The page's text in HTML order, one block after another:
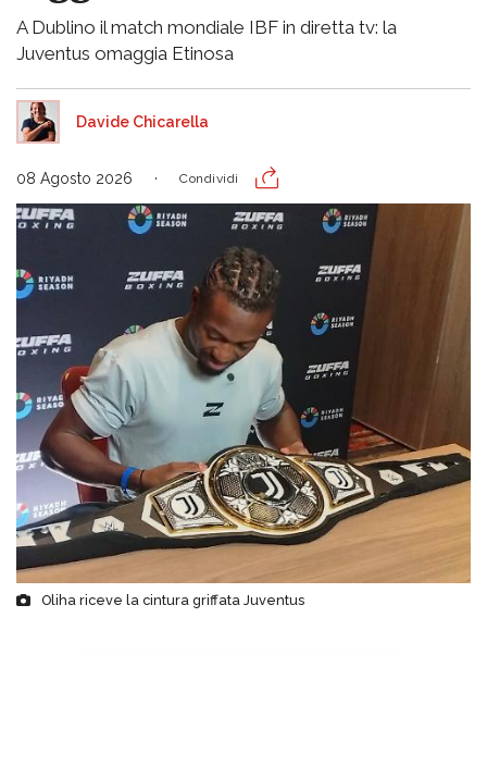
A Dublino il match mondiale IBF in diretta tv: la
Juventus omaggia Etinosa
Davide Chicarella
08 Agosto 2026 Condividi
Oliha riceve la cintura griffata Juventus